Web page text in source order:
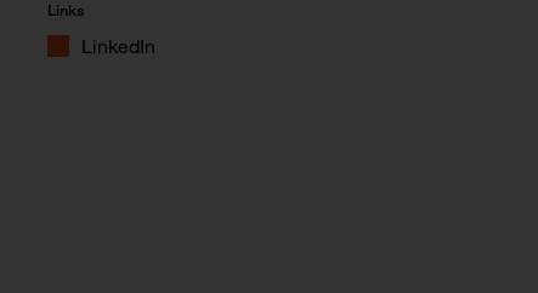
Links
LinkedIn